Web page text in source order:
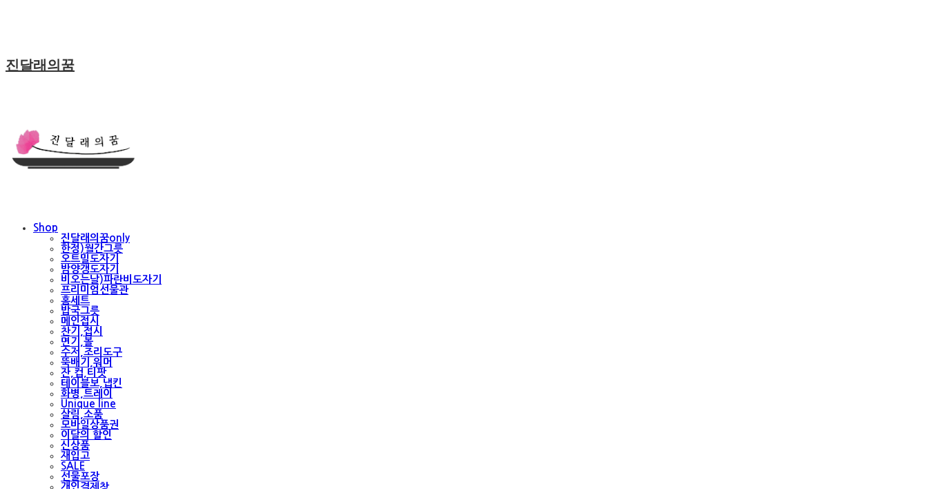
진달래의꿈
Shop
진달래의꿈only
한정)월간그릇
오트밀도자기
밤양갱도자기
비오는날)파란비도자기
프리미엄선물관
홈세트
밥국그릇
메인접시
찬기,접시
면기,볼
수저,조리도구
뚝배기,워머
잔,컵,티팟
테이블보,냅킨
화병,트레이
Unique line
살림,소품
모바일상품권
이달의 할인
신상품
재입고
SALE
선물포장
개인결제창